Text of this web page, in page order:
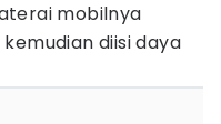
mobilnya
diisi daya